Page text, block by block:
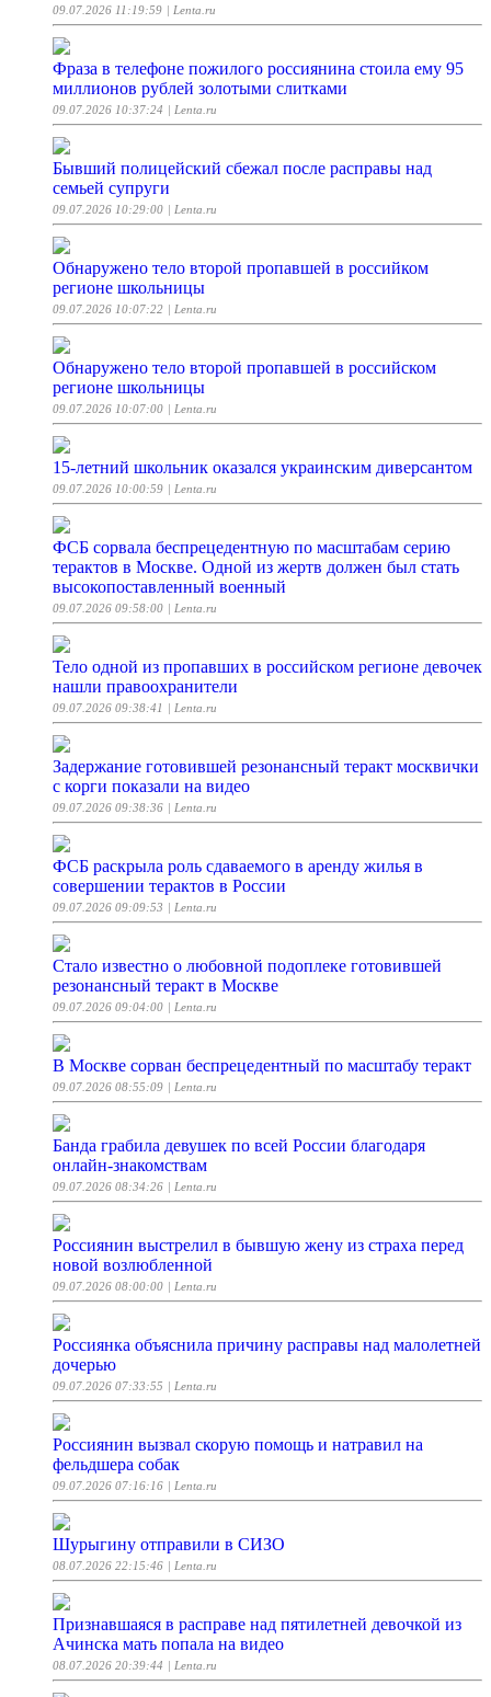
09.07.2026 11:19:59 | Lenta.ru
Фраза в телефоне пожилого россиянина стоила ему 95
миллионов рублей золотыми слитками
09.07.2026 10:37:24 | Lenta.ru
Бывший полицейский сбежал после расправы над
семьей супруги
09.07.2026 10:29:00 | Lenta.ru
Обнаружено тело второй пропавшей в российком
регионе школьницы
09.07.2026 10:07:22 | Lenta.ru
Обнаружено тело второй пропавшей в российском
регионе школьницы
09.07.2026 10:07:00 | Lenta.ru
15-летний школьник оказался украинским диверсантом
09.07.2026 10:00:59 | Lenta.ru
ФСБ сорвала беспрецедентную по масштабам серию
терактов в Москве. Одной из жертв должен был стать
высокопоставленный военный
09.07.2026 09:58:00 | Lenta.ru
Тело одной из пропавших в российском регионе девочек
нашли правоохранители
09.07.2026 09:38:41 | Lenta.ru
Задержание готовившей резонансный теракт москвички
с корги показали на видео
09.07.2026 09:38:36 | Lenta.ru
ФСБ раскрыла роль сдаваемого в аренду жилья в
совершении терактов в России
09.07.2026 09:09:53 | Lenta.ru
Стало известно о любовной подоплеке готовившей
резонансный теракт в Москве
09.07.2026 09:04:00 | Lenta.ru
В Москве сорван беспрецедентный по масштабу теракт
09.07.2026 08:55:09 | Lenta.ru
Банда грабила девушек по всей России благодаря
онлайн-знакомствам
09.07.2026 08:34:26 | Lenta.ru
Россиянин выстрелил в бывшую жену из страха перед
новой возлюбленной
09.07.2026 08:00:00 | Lenta.ru
Россиянка объяснила причину расправы над малолетней
дочерью
09.07.2026 07:33:55 | Lenta.ru
Россиянин вызвал скорую помощь и натравил на
фельдшера собак
09.07.2026 07:16:16 | Lenta.ru
Шурыгину отправили в СИЗО
08.07.2026 22:15:46 | Lenta.ru
Признавшаяся в расправе над пятилетней девочкой из
Ачинска мать попала на видео
08.07.2026 20:39:44 | Lenta.ru